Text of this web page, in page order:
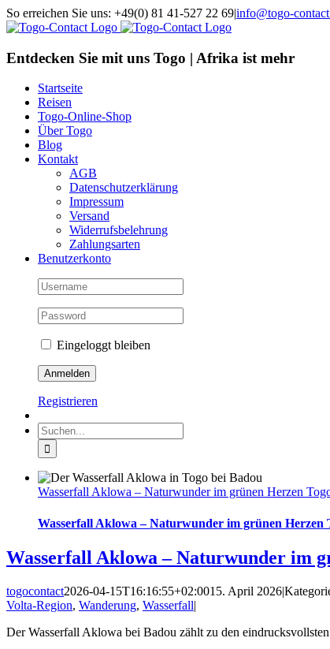
Skip
to
So erreichen Sie uns: +49(0) 81 41-527 22 69|info@togo-
Facebook
Instagram
Pinterest
X
Rss
E-
Entdecken Sie mit uns Togo | Afrika ist mehr
Startseite
Reisen
Togo-Online-Shop
Über Togo
Blog
Kontakt
AGB
Datenschutzerklärung
Impressum
Versand
Widerrufsbelehrung
Zahlungsarten
Benutzerkonto
Eingeloggt bleiben
Registrieren
Suche
nach:
Wasserfall Aklowa – Naturwunder im grünen Herzen
Wasserfall Aklowa – Naturwunder im grünen Herzen
Wasserfall Aklowa – Naturwunder im
togocontact2026-04-15T16:16:55+02:0015. April 2026|
Volta‑Region, Wanderung, Wasserfall|
Der Wasserfall Aklowa bei Badou zählt zu den